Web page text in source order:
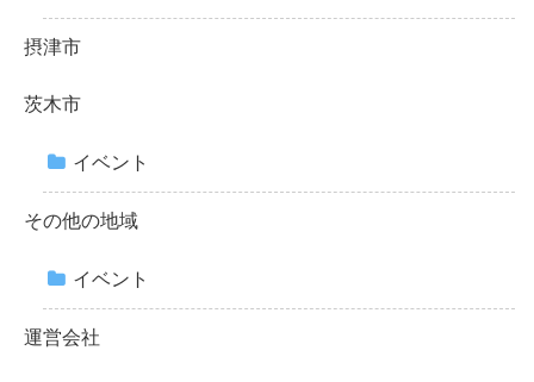
摂津市
茨木市
イベント
その他の地域
イベント
運営会社